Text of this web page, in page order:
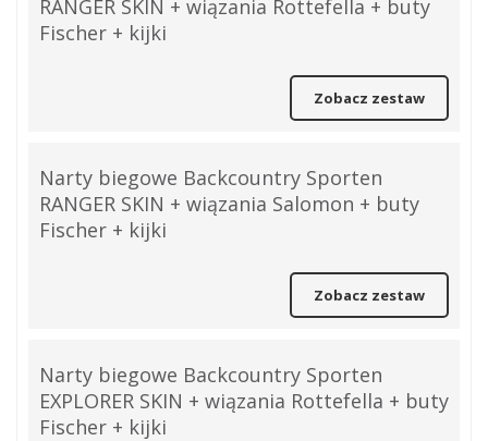
RANGER SKIN + wiązania Rottefella + buty
Fischer + kijki
Zobacz zestaw
Narty biegowe Backcountry Sporten
RANGER SKIN + wiązania Salomon + buty
Fischer + kijki
Zobacz zestaw
Narty biegowe Backcountry Sporten
EXPLORER SKIN + wiązania Rottefella + buty
Fischer + kijki